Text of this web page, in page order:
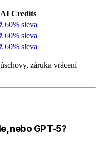
AI Credits
60% sleva
60% sleva
60% sleva
záruka vrácení
nebo GPT-5?